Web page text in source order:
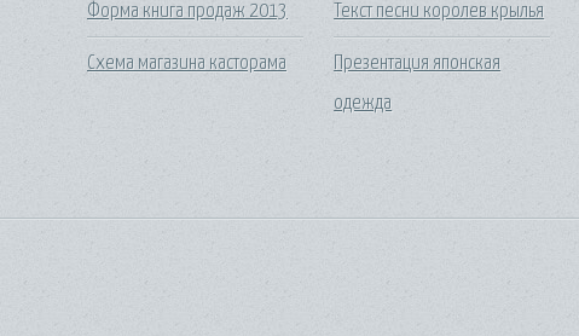
Форма книга продаж 2013
Схема магазина касторама
Текст песни королев крылья
Презентация японская
одежда